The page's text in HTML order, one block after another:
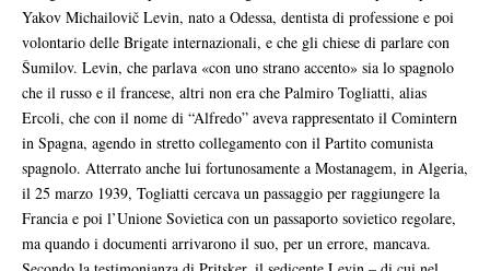
Yakov Michailovič Levin, nato a Odessa, dentista di professione e poi
volontario delle Brigate internazionali, e che gli chiese di parlare con
Šumilov. Levin, che parlava «con uno strano accento» sia lo spagnolo
che il russo e il francese, altri non era che Palmiro Togliatti, alias
Ercoli, che con il nome di “Alfredo” aveva rappresentato il Comintern
in Spagna, agendo in stretto collegamento con il Partito comunista
spagnolo. Atterrato anche lui fortunosamente a Mostanagem, in Algeria,
il 25 marzo 1939, Togliatti cercava un passaggio per raggiungere la
Francia e poi l’Unione Sovietica con un passaporto sovietico regolare,
ma quando i documenti arrivarono il suo, per un errore, mancava.